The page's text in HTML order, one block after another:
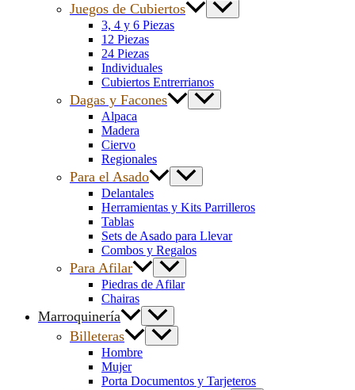
Juegos de Cubiertos
3, 4 y 6 Piezas
12 Piezas
24 Piezas
Individuales
Cubiertos Entrerrianos
Dagas y Facones
Alpaca
Madera
Ciervo
Regionales
Para el Asado
Delantales
Herramientas y Kits Parrilleros
Tablas
Sets de Asado para Llevar
Combos y Regalos
Para Afilar
Piedras de Afilar
Chairas
Marroquinería
Billeteras
Hombre
Mujer
Porta Documentos y Tarjeteros